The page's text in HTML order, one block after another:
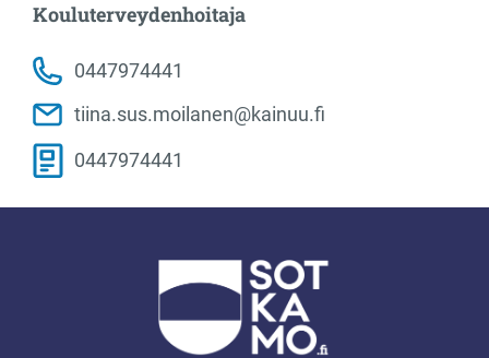
Kouluterveydenhoitaja
0447974441
tiina.sus.moilanen@kainuu.fi
0447974441